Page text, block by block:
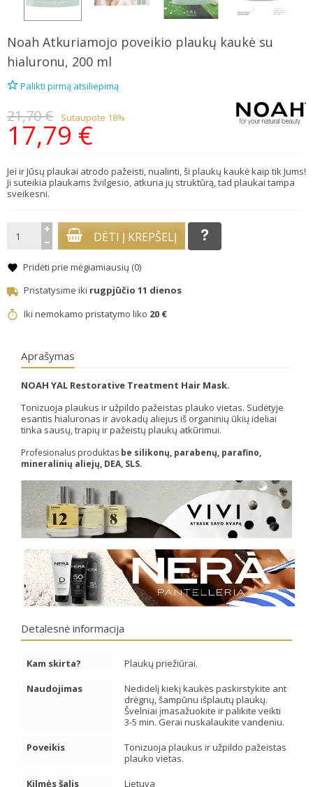
Noah Atkuriamojo poveikio plaukų kaukė su
hialuronu, 200 ml
Palikti pirmą atsiliepimą
21,70 € Sutaupote 18%
17,79 €
Jei ir Jūsų plaukai atrodo pažeisti, nualinti, ši plaukų kaukė kaip tik Jums!
Ji suteikia plaukams žvilgesio, atkuria jų struktūrą, tad plaukai tampa
sveikesni.
DĖTI Į KREPŠELĮ
Pridėti prie mėgiamiausių (0)
Pristatysime iki rugpjūčio 11 dienos
Iki nemokamo pristatymo liko 20 €
Aprašymas
NOAH YAL Restorative Treatment Hair Mask.
Tonizuoja plaukus ir užpildo pažeistas plauko vietas. Sudėtyje
esantis hialuronas ir avokadų aliejus iš organinių ūkių ideliai
tinka sausų, trapių ir pažeistų plaukų atkūrimui.
Profesionalus produktas be silikonų, parabenų, parafino,
mineralinių aliejų, DEA, SLS.
Detalesnė informacija
Kam skirta?
Plaukų priežiūrai.
Naudojimas
Nedidelį kiekį kaukės paskirstykite ant
drėgnų, šampūnu išplautų plaukų.
Švelniai įmasažuokite ir palikite veikti
3-5 min. Gerai nuskalaukite vandeniu.
Poveikis
Tonizuoja plaukus ir užpildo pažeistas
plauko vietas.
Kilmės šalis
Lietuva